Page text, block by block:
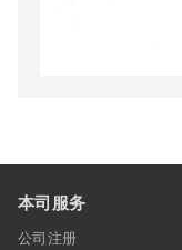
本司服务
公司注册